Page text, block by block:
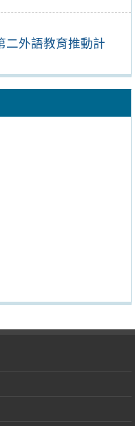
二外語教育推動計